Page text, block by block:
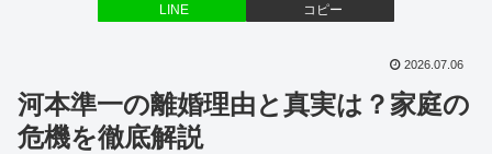
LINE コピー
2026.07.06
河本準一の離婚理由と真実は？家庭の
危機を徹底解説